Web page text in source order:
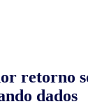
retorno
dados